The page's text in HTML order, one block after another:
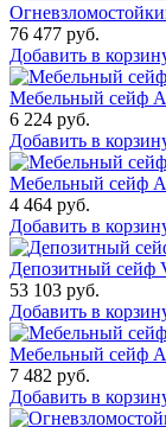
76 477 руб.
Добавить в
Мебельный сейф
6 224 руб.
Добавить в
Мебельный сейф
4 464 руб.
Добавить в
Депозитный сейф
53 103 руб.
Добавить в
Мебельный сейф
7 482 руб.
Добавить в